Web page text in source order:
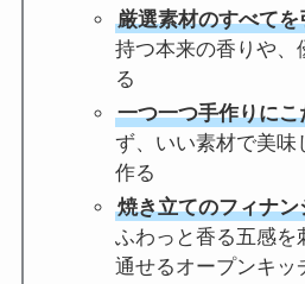
厳選素材のすべてを
持つ本来の香りや、
る
一つ一つ手作りにこ
ず、いい素材で美味
作る
焼き立てのフィナ
ふわっと香る五感を
通せるオープンキッ